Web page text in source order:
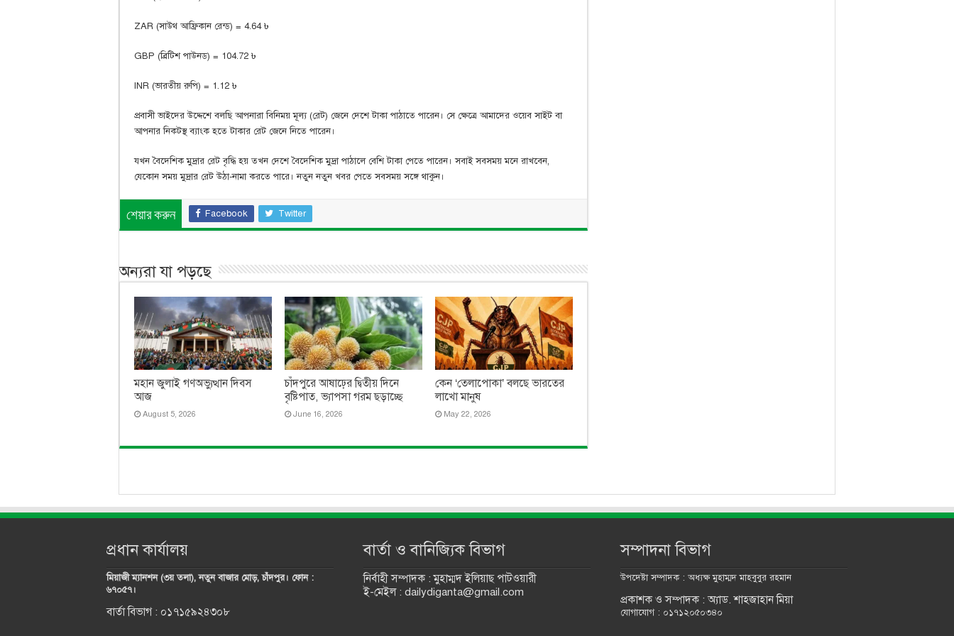
ZAR (সাউথ আফ্রিকান রেন্ড) = 4.64 ৳
GBP (ব্রিটিশ পাউনড) = 104.72 ৳
INR (ভারতীয় রুপি) = 1.12 ৳
প্রবাসী ভাইদের উদ্দেশে বলছি আপনারা বিনিময় মূল্য (রেট) জেনে দেশে টাকা পাঠাতে পারেন। সে ক্ষেত্রে আমাদের ওয়েব সাইট বা
আপনার নিকটস্থ ব্যাংক হতে টাকার রেট জেনে নিতে পারেন।
যখন বৈদেশিক মুদ্রার রেট বৃদ্ধি হয় তখন দেশে বৈদেশিক মুদ্রা পাঠালে বেশি টাকা পেতে পারেন। সবাই সবসময় মনে রাখবেন,
যেকোন সময় মুদ্রার রেট উঠা-নামা করতে পারে। নতুন নতুন খবর পেতে সবসময় সঙ্গে থাকুন।
শেয়ার করুন Facebook Twitter
অন্যরা যা পড়ছে
মহান জুলাই গণঅভ্যুত্থান দিবস
আজ
August 5, 2026
চাঁদপুরে আষাঢ়ের দ্বিতীয় দিনে
বৃষ্টিপাত, ভ্যাপসা গরম ছড়াচ্ছে
June 16, 2026
কেন ‘তেলাপোকা’ বলছে ভারতের
লাখো মানুষ
May 22, 2026
প্রধান কার্যালয়
মিয়াজী ম্যানশন (৩য় তলা), নতুন বাজার মোড়, চাঁদপুর। ফোন :
৬৭০৫৭।
বার্তা বিভাগ : ০১৭১৫৯২৪৩০৮
বার্তা ও বানিজ্যিক বিভাগ
নির্বাহী সম্পাদক : মুহাম্মদ ইলিয়াছ পাটওয়ারী
ই-মেইল : dailydiganta@gmail.com
সম্পাদনা বিভাগ
উপদেষ্টা সম্পাদক : অধ্যক্ষ মুহাম্মদ মাহবুবুর রহমান
প্রকাশক ও সম্পাদক : অ্যাড. শাহজাহান মিয়া
যোগাযোগ : ০১৭১২০৫০৩৪০